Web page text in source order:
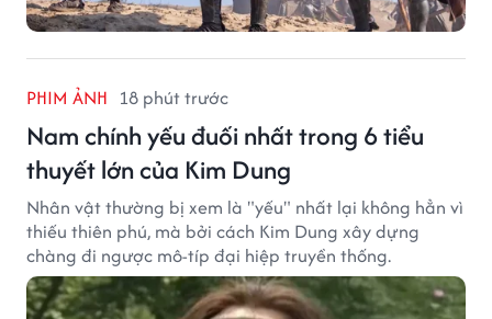
PHIM ẢNH 18 phút trước
Nam chính yếu đuối nhất trong 6 tiểu
thuyết lớn của Kim Dung
Nhân vật thường bị xem là "yếu" nhất lại không hẳn vì
thiếu thiên phú, mà bởi cách Kim Dung xây dựng
chàng đi ngược mô-típ đại hiệp truyền thống.